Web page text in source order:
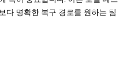
다 명확한 복구 경로를 원하는 팀